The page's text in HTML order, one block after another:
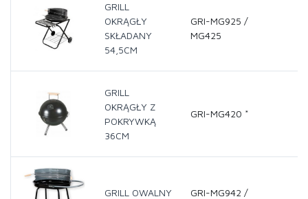
GRILL
OKRĄGŁY
SKŁADANY
54,5CM
GRI-MG925 /
MG425
GRILL
OKRĄGŁY Z
POKRYWKĄ
36CM
GRI-MG420 *
GRILL OWALNY
GRI-MG942 /